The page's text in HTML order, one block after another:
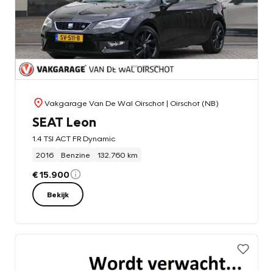
Vakgarage Van De Wal Oirschot| Oirschot (NB)
SEAT Leon
1.4 TSI ACT FR Dynamic
2016
Benzine 132.760 km
€ 15.900
Bekijk